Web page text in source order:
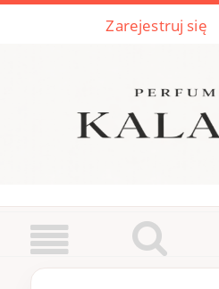
Zarejestruj się